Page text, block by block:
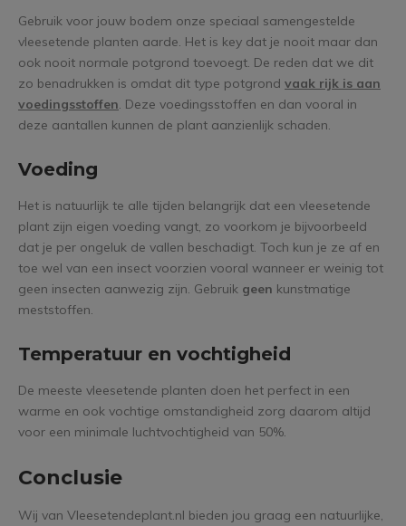
Gebruik voor jouw bodem onze speciaal samengestelde
vleesetende planten aarde. Het is key dat je nooit maar dan
ook nooit normale potgrond toevoegt. De reden dat we dit
zo benadrukken is omdat dit type potgrond vaak rijk is aan
voedingsstoffen. Deze voedingsstoffen en dan vooral in
deze aantallen kunnen de plant aanzienlijk schaden.
Voeding
Het is natuurlijk te alle tijden belangrijk dat een vleesetende
plant zijn eigen voeding vangt, zo voorkom je bijvoorbeeld
dat je per ongeluk de vallen beschadigt. Toch kun je ze af en
toe wel van een insect voorzien vooral wanneer er weinig tot
geen insecten aanwezig zijn. Gebruik geen kunstmatige
meststoffen.
Temperatuur en vochtigheid
De meeste vleesetende planten doen het perfect in een
warme en ook vochtige omstandigheid zorg daarom altijd
voor een minimale luchtvochtigheid van 50%.
Conclusie
Wij van Vleesetendeplant.nl bieden jou graag een natuurlijke,